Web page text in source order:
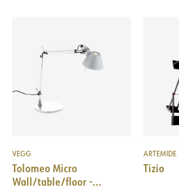
VEGG
Tolomeo Micro
Wall/table/floor -
ARTEMIDE
Tizio